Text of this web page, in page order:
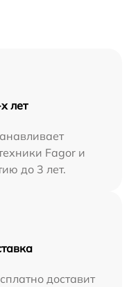
лет
Fagor и
до 3 лет.
доставит